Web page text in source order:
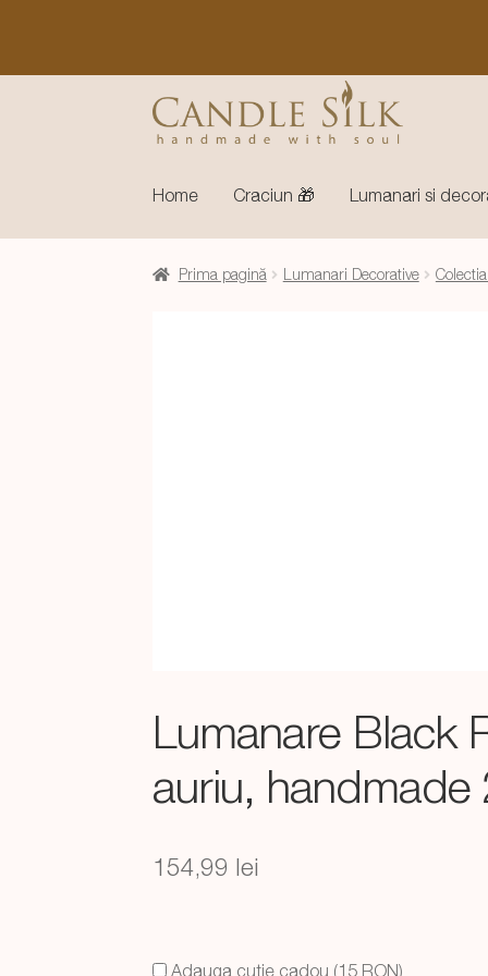
la
navigare
la
conținut
Home Craciun 🎁 Lumanari si
Prima pagină Lumanari Decorative
Lumanare Black
auriu, handmade
154,99 lei
Adauga cutie cadou (15 RON)